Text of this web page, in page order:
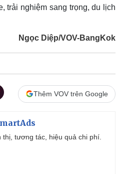
trải nghiệm sang trọng, du lịch
Ngọc Diệp/VOV-BangKok
Thêm VOV trên Google
tương tác, hiệu quả chi phí.